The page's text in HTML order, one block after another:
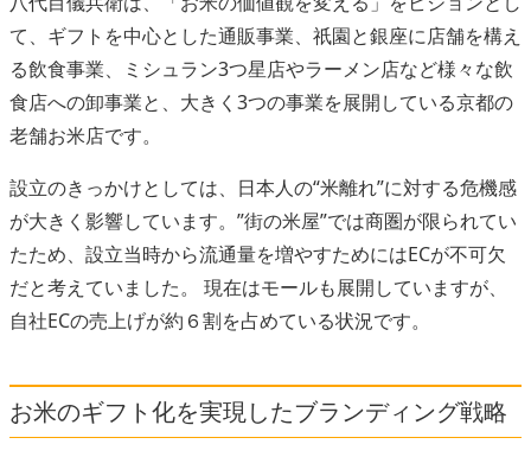
て、ギフトを中心とした通販事業、祇園と銀座に店舗を構え
る飲食事業、ミシュラン3つ星店やラーメン店など様々な飲
食店への卸事業と、大きく3つの事業を展開している京都の
老舗お米店です。
設立のきっかけとしては、日本人の“米離れ”に対する危機感
が大きく影響しています。”街の米屋”では商圏が限られてい
たため、設立当時から流通量を増やすためにはECが不可欠
だと考えていました。 現在はモールも展開していますが、
自社ECの売上げが約６割を占めている状況です。
お米のギフト化を実現したブランディング戦略